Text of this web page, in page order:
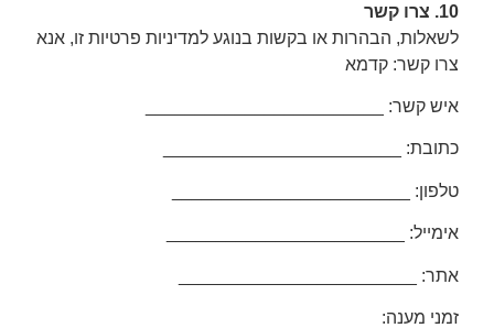
10. צרו קשר
לשאלות, הבהרות או בקשות בנוגע למדיניות פרטיות זו, אנא
צרו קשר: קדמא
איש קשר: ________________________
כתובת: ________________________
טלפון: ________________________
אימייל: ________________________
אתר: ________________________
זמני מענה: